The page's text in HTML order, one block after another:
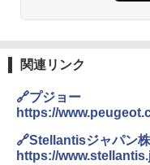
関連リンク
🔗プジョー
https://
🔗Stellantisジャパン
https://